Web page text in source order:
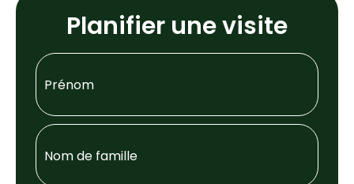
Planifier une visite